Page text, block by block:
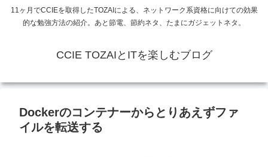
11ヶ月でCCIEを取得したTOZAIによる、ネットワーク系資格に向けての効果
的な勉強方法の紹介。あと節電、節約ネタ、たまにガジェットネタ。
CCIE TOZAIとITを楽しむブログ
Dockerのコンテナーからとりあえずファ
イルを転送する